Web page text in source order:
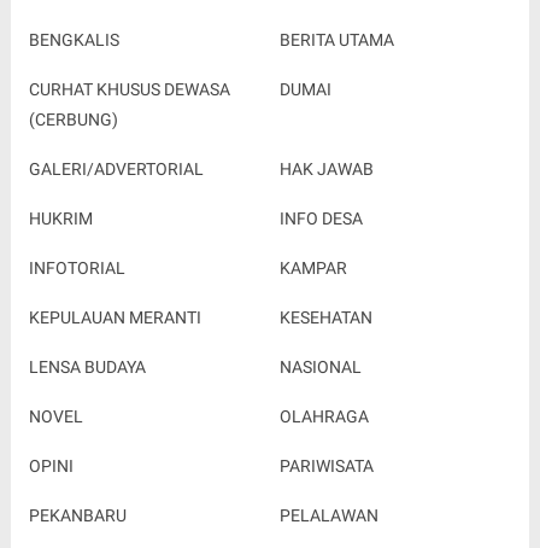
BENGKALIS BERITA UTAMA
CURHAT KHUSUS DEWASA
(CERBUNG)
DUMAI
GALERI/ADVERTORIAL HAK JAWAB
HUKRIM INFO DESA
INFOTORIAL KAMPAR
KEPULAUAN MERANTI KESEHATAN
LENSA BUDAYA NASIONAL
NOVEL OLAHRAGA
OPINI PARIWISATA
PEKANBARU PELALAWAN